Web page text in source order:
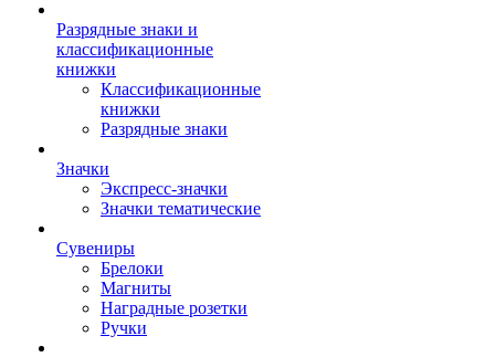
Разрядные знаки и
классификационные
книжки
Классификационные
книжки
Разрядные знаки
Значки
Экспресс-значки
Значки тематические
Сувениры
Брелоки
Магниты
Наградные розетки
Ручки